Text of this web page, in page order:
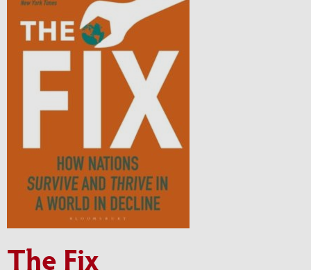
The Fix